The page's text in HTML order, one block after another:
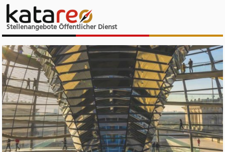
Stellenangebote Öffentlicher Dienst